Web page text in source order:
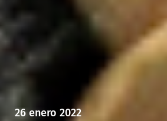
26 enero 2022